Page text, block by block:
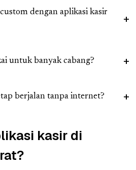
dengan aplikasi kasir
untuk banyak cabang?
berjalan tanpa internet?
kasir di